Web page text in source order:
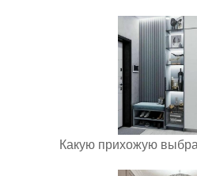
Какую прихожую